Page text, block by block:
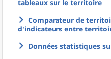
tableaux sur le territoire
Comparateur de
d'indicateurs entre
Données statistiques